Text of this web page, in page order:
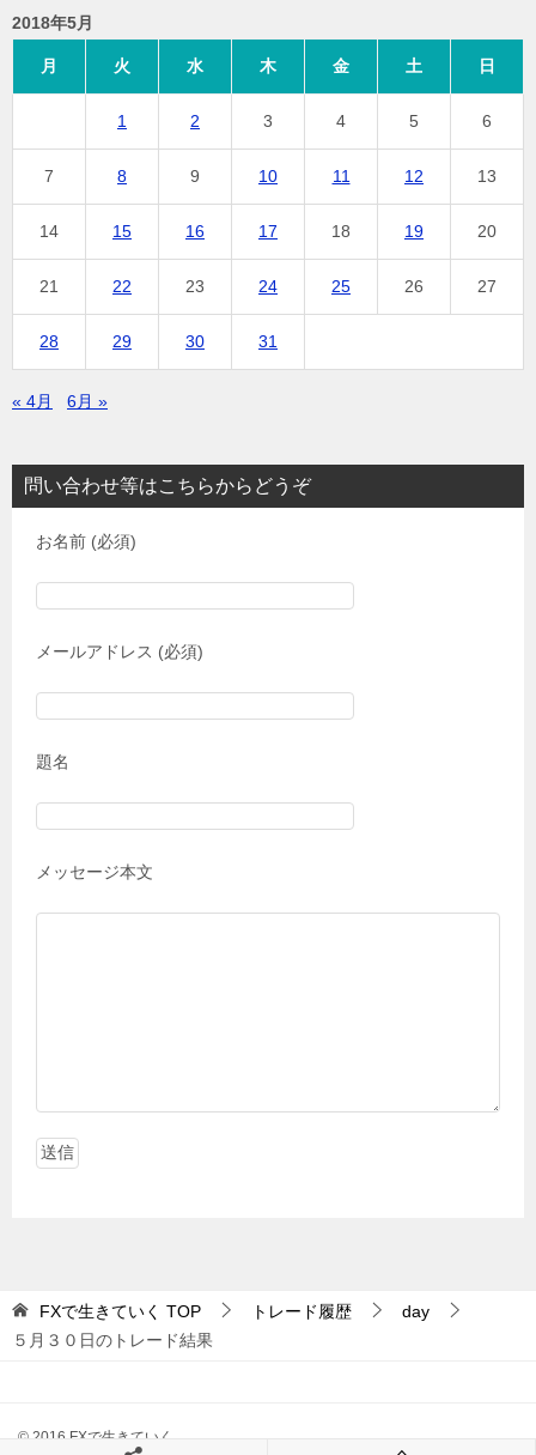
2018年5月
月 火 水 木 金 土 日
1 2 3 4 5 6
7 8 9 10 11 12 13
14 15 16 17 18 19 20
21 22 23 24 25 26 27
28 29 30 31
« 4月 6月 »
問い合わせ等はこちらからどうぞ
お名前 (必須)
メールアドレス (必須)
題名
メッセージ本文
FXで生きていく TOP トレード履歴
day
５月３０日のトレード結果
© 2016 FXで生きていく